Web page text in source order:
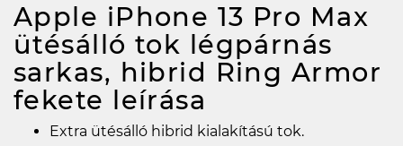
Apple iPhone 13 Pro Max
ütésálló tok légpárnás
sarkas, hibrid Ring Armor
fekete leírása
Extra ütésálló hibrid kialakítású tok.